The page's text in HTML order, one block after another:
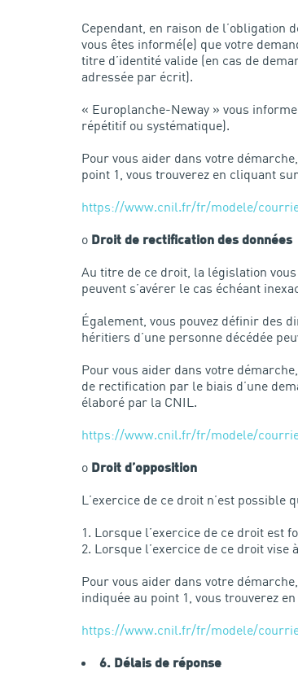
Cependant, en raison de l’obligation
vous êtes informé(e) que votre
titre d’identité valide (en cas de
adressée par écrit).
« Europlanche-Neway » vous
répétitif ou systématique).
Pour vous aider dans votre
point 1, vous trouverez en cliquant
https://www.cnil.fr/fr/modele/
o Droit de rectification des données
Au titre de ce droit, la législation
peuvent s’avérer le cas échéant
Également, vous pouvez définir des
héritiers d’une personne décédée
Pour vous aider dans votre
de rectification par le biais d’une
élaboré par la CNIL.
https://www.cnil.fr/fr/modele/
o Droit d’opposition
L’exercice de ce droit n’est possible
Lorsque l’exercice de ce droit est
Lorsque l’exercice de ce droit
Pour vous aider dans votre
indiquée au point 1, vous trouverez
https://www.cnil.fr/fr/modele/
6. Délais de réponse